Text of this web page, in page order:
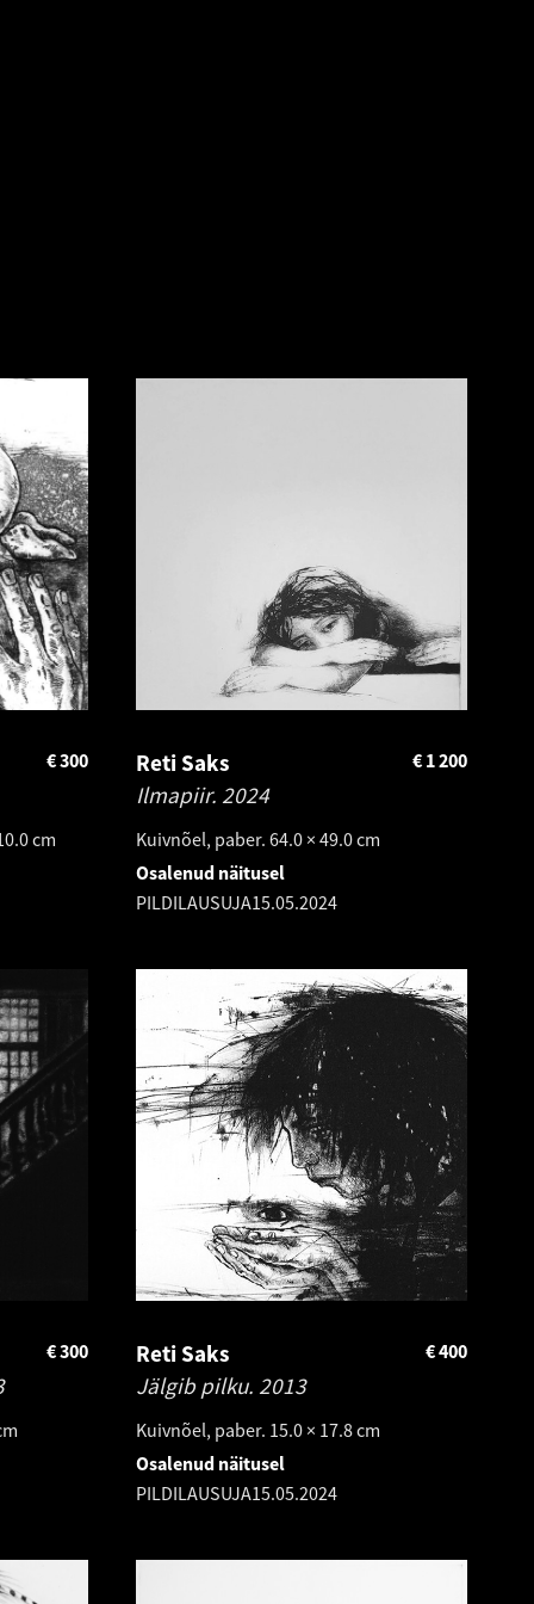
cm
300
€
Reti Saks
Ilmapiir. 2024
Kuivnõel, paber. 64.0 × 49.0 cm
1 200
€
Osalenud näitusel
PILDILAUSUJA15.05.2024
300
€
Reti Saks
Jälgib pilku. 2013
Kuivnõel, paber. 15.0 × 17.8 cm
400
€
Osalenud näitusel
PILDILAUSUJA15.05.2024